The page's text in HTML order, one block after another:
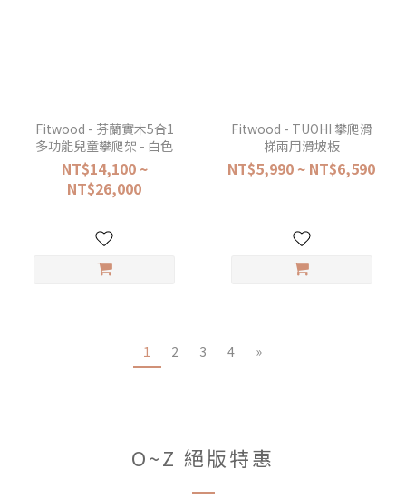
Fitwood - 芬蘭實木5合1
多功能兒童攀爬架 - 白色
NT$14,100 ~
NT$26,000
Fitwood - TUOHI 攀爬滑
梯兩用滑坡板
NT$5,990 ~ NT$6,590
1 2 3 4 »
O~Z 絕版特惠